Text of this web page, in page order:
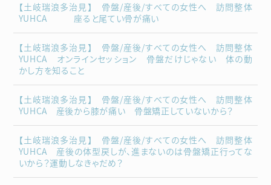
【土岐瑞浪多治見】 骨盤/産後/すべての女性へ 訪問整体
YUHCA 座ると尾てい骨が痛い
【土岐瑞浪多治見】 骨盤/産後/すべての女性へ 訪問整体
YUHCA オンラインセッション 骨盤だけじゃない 体の動
かし方を知ること
【土岐瑞浪多治見】 骨盤/産後/すべての女性へ 訪問整体
YUHCA 産後から膝が痛い 骨盤矯正していないから？
【土岐瑞浪多治見】 骨盤/産後/すべての女性へ 訪問整体
YUHCA 産後の体型戻しが、進まないのは骨盤矯正行ってな
いから？運動しなきゃだめ？